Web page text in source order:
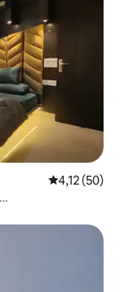
Note
4,12 (50)